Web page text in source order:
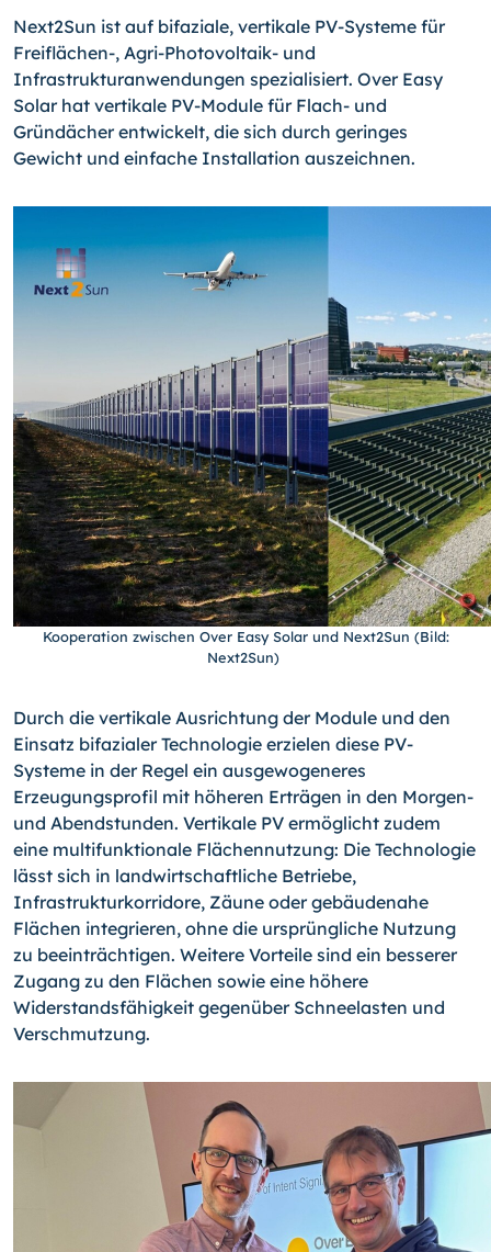
Next2Sun ist auf bifaziale, vertikale PV-Systeme für
Freiflächen-, Agri-Photovoltaik- und
Infrastrukturanwendungen spezialisiert. Over Easy
Solar hat vertikale PV-Module für Flach- und
Gründächer entwickelt, die sich durch geringes
Gewicht und einfache Installation auszeichnen.
Kooperation zwischen Over Easy Solar und Next2Sun (Bild:
Next2Sun)
Durch die vertikale Ausrichtung der Module und den
Einsatz bifazialer Technologie erzielen diese PV-
Systeme in der Regel ein ausgewogeneres
Erzeugungsprofil mit höheren Erträgen in den Morgen-
und Abendstunden. Vertikale PV ermöglicht zudem
eine multifunktionale Flächennutzung: Die Technologie
lässt sich in landwirtschaftliche Betriebe,
Infrastrukturkorridore, Zäune oder gebäudenahe
Flächen integrieren, ohne die ursprüngliche Nutzung
zu beeinträchtigen. Weitere Vorteile sind ein besserer
Zugang zu den Flächen sowie eine höhere
Widerstandsfähigkeit gegenüber Schneelasten und
Verschmutzung.